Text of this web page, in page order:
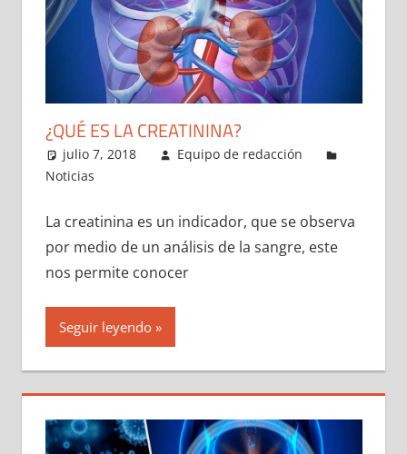
¿QUÉ ES LA CREATININA?
julio 7, 2018
Equipo de redacción
Noticias
La creatinina es un indicador, que se observa
por medio de un análisis de la sangre, este
nos permite conocer
Seguir leyendo